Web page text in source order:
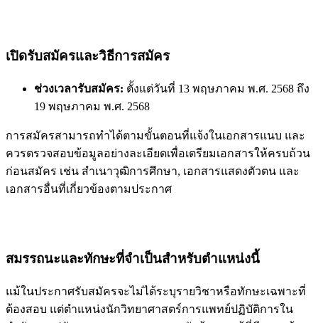
เปิดรับสมัครและวิธีการสมัคร
ช่วงเวลารับสมัคร: ตั้งแต่วันที่ 13 พฤษภาคม พ.ศ. 2568 ถึง
19 พฤษภาคม พ.ศ. 2568
การสมัครสามารถทำได้ตามขั้นตอนที่แจ้งในเอกสารแนบ และ
ควรตรวจสอบข้อมูลอย่างละเอียดเพื่อเตรียมเอกสารให้ครบถ้วน
ก่อนสมัคร เช่น สำเนาวุฒิการศึกษา, เอกสารแสดงตัวตน และ
เอกสารอื่นที่เกี่ยวข้องตามประกาศ
สมรรถนะและทักษะที่จำเป็นสำหรับตำแหน่งนี้
แม้ในประกาศรับสมัครจะไม่ได้ระบุรายวิชาหรือทักษะเฉพาะที่
ต้องสอบ แต่ตำแหน่งนักวิทยาศาสตร์การแพทย์ปฏิบัติการใน